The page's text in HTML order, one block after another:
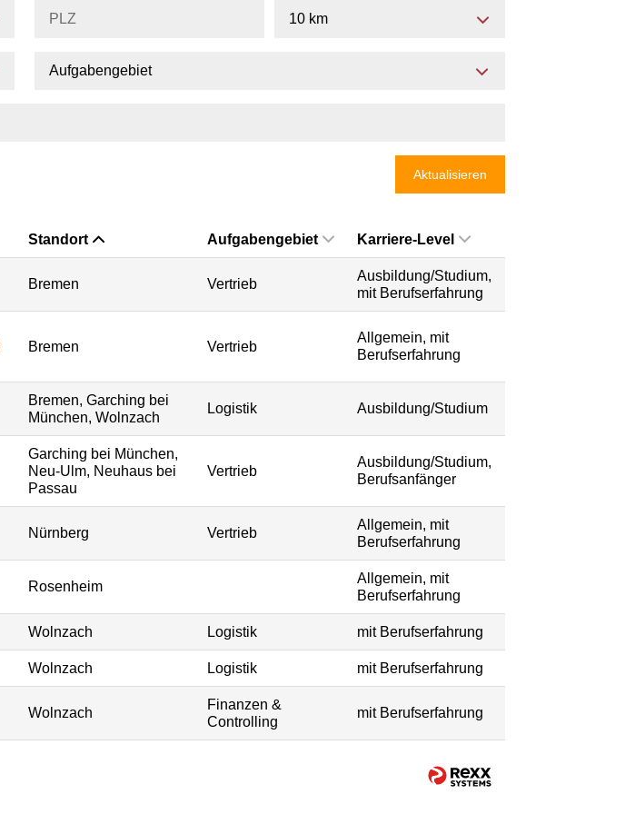
10 km
Aufgabengebiet
Aktualisieren
Standort Aufgabengebiet Karriere-Level
Bremen Vertrieb
Ausbildung/Studium,
mit Berufserfahrung
Bremen Vertrieb
Allgemein, mit
Berufserfahrung
Bremen, Garching bei
München, Wolnzach
Logistik Ausbildung/Studium
Garching bei München,
Neu-Ulm, Neuhaus bei
Passau
Vertrieb
Ausbildung/Studium,
Berufsanfänger
Nürnberg Vertrieb
Allgemein, mit
Berufserfahrung
Rosenheim
Allgemein, mit
Berufserfahrung
Wolnzach Logistik mit Berufserfahrung
Wolnzach Logistik mit Berufserfahrung
Wolnzach
Finanzen &
Controlling
mit Berufserfahrung